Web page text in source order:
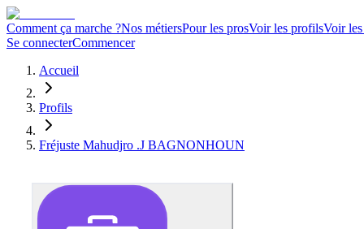
Comment ça marche ?Nos métiersPour les prosVoir les profilsVoir
Se connecterCommencer
Accueil
Profils
Fréjuste Mahudjro .J BAGNONHOUN